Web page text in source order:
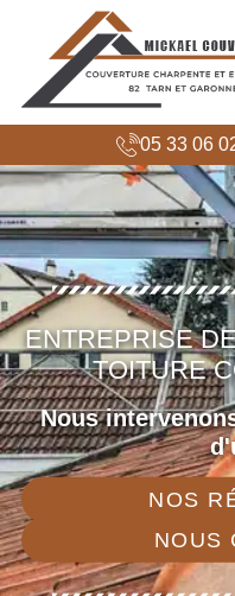
05 33 06
ENTREPRISE
TOITURE
Nous
NOS
NOUS